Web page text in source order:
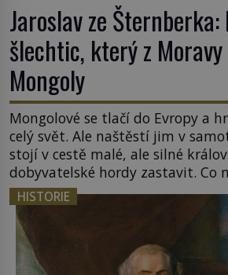
Jaroslav ze
šlechtic, který z Moravy
Mongoly
Mongolové se tlačí do Evropy a
celý svět. Ale naštěstí jim v
stojí v cestě malé, ale silné
dobyvatelské hordy zastavit. Co
z asijských říší, co nedokážou
český král. Nebo že by ne?
postupují podél Kaspického a
HISTORIE